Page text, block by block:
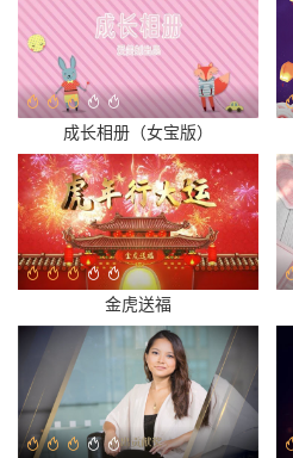
成长相册（女宝版）
金虎送福